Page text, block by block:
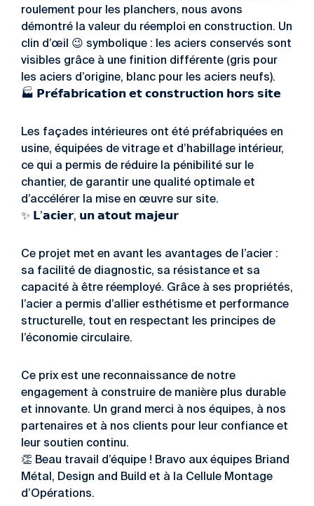
roulement pour les planchers, nous avons
démontré la valeur du réemploi en construction. Un
clin d’œil 😉 symbolique : les aciers conservés sont
visibles grâce à une finition différente (gris pour
les aciers d’origine, blanc pour les aciers neufs).
🏭 𝗣𝗿𝗲́𝗳𝗮𝗯𝗿𝗶𝗰𝗮𝘁𝗶𝗼𝗻 𝗲𝘁 𝗰𝗼𝗻𝘀𝘁𝗿𝘂𝗰𝘁𝗶𝗼𝗻 𝗵𝗼𝗿𝘀 𝘀𝗶𝘁𝗲
Les façades intérieures ont été préfabriquées en
usine, équipées de vitrage et d’habillage intérieur,
ce qui a permis de réduire la pénibilité sur le
chantier, de garantir une qualité optimale et
d’accélérer la mise en œuvre sur site.
✨ 𝗟’𝗮𝗰𝗶𝗲𝗿, 𝘂𝗻 𝗮𝘁𝗼𝘂𝘁 𝗺𝗮𝗷𝗲𝘂𝗿
Ce projet met en avant les avantages de l’acier :
sa facilité de diagnostic, sa résistance et sa
capacité à être réemployé. Grâce à ses propriétés,
l’acier a permis d’allier esthétisme et performance
structurelle, tout en respectant les principes de
l’économie circulaire.
Ce prix est une reconnaissance de notre
engagement à construire de manière plus durable
et innovante. Un grand merci à nos équipes, à nos
partenaires et à nos clients pour leur confiance et
leur soutien continu.
👏 Beau travail d’équipe ! Bravo aux équipes Briand
Métal, Design and Build et à la Cellule Montage
d’Opérations.